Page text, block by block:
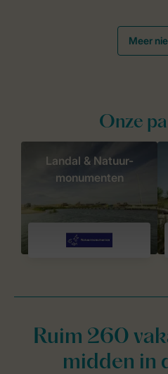
Meer
Onze
Landal & Natuur-
monumenten
Ruim 260
midden in